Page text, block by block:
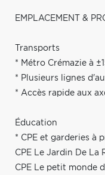
EMPLACEMENT &
Transports
* Métro Crémazie à
* Plusieurs lignes
* Accès rapide aux
Éducation
* CPE et garderies à
CPE Le Jardin De La
CPE Le petit monde